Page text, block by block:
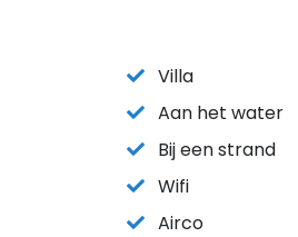
Villa
Aan het water
Bij een strand
Wifi
Airco